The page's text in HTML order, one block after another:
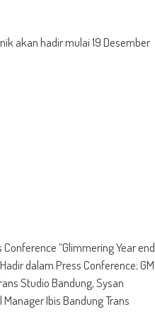
akan hadir mulai 19 Desember
“Glimmering Year end
dalam Press Conference; GM
Studio Bandung, Sysan
Manager Ibis Bandung Trans